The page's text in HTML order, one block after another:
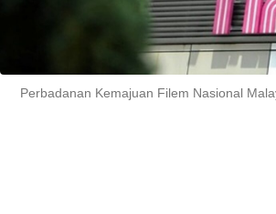
Perbadanan Kemajuan Filem Nasional